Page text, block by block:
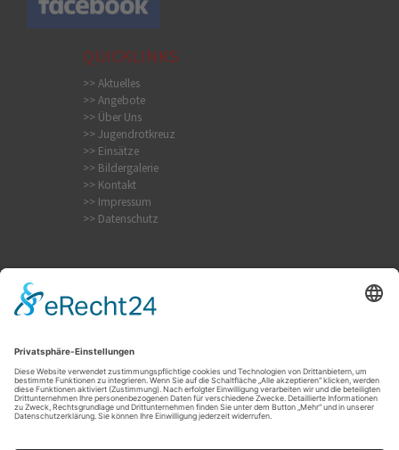
QUICKLINKS
>> Aktuelles
>> Angebote
>> Über Uns
>> Jugendrotkreuz
>> Einsätze
>> Bildergalerie
>> Kontakt
>> Impressum
>> Datenschutz
Internistischer Notfall
Krampfanfall